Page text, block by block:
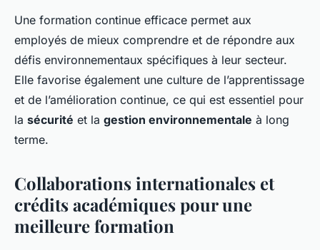
Une formation continue efficace permet aux
employés de mieux comprendre et de répondre aux
défis environnementaux spécifiques à leur secteur.
Elle favorise également une culture de l’apprentissage
et de l’amélioration continue, ce qui est essentiel pour
la sécurité et la gestion environnementale à long
terme.
Collaborations internationales et
crédits académiques pour une
meilleure formation